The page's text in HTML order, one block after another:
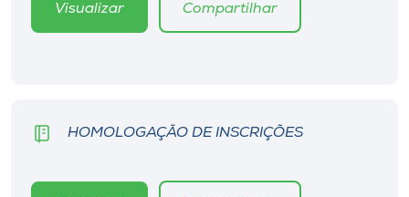
o idioma
Visualizar Compartilhar
HOMOLOGAÇÃO DE INSCRIÇÕES